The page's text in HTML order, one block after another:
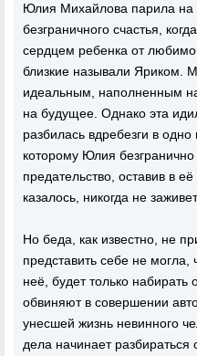
Юлия Михайлова парила на
безграничного счастья,
сердцем ребенка от
близкие называли Яриком.
идеальным, наполненным
на будущее. Однако эта
разбилась вдребезги в
которому Юлия
предательство, оставив в
казалось, никогда не
Но беда, как известно, не
представить себе не
неё, будет только
обвиняют в совершении
унесшей жизнь невинного
дела начинает